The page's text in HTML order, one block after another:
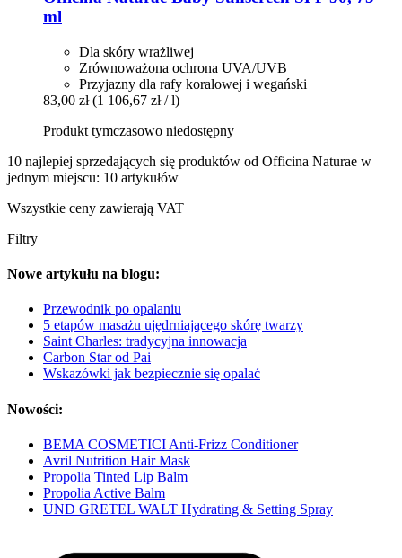
ml
Dla skóry wrażliwej
Zrównoważona ochrona UVA/UVB
Przyjazny dla rafy koralowej i wegański
83,00 zł (1 106,67 zł / l)
Produkt tymczasowo niedostępny
10 najlepiej sprzedających się produktów od Officina Naturae w
jednym miejscu: 10 artykułów
Wszystkie ceny zawierają VAT
Filtry
Nowe artykułu na blogu:
Przewodnik po opalaniu
5 etapów masażu ujędrniającego skórę twarzy
Saint Charles: tradycyjna innowacja
Carbon Star od Pai
Wskazówki jak bezpiecznie się opalać
Nowości:
BEMA COSMETICI Anti-Frizz Conditioner
Avril Nutrition Hair Mask
Propolia Tinted Lip Balm
Propolia Active Balm
UND GRETEL WALT Hydrating & Setting Spray